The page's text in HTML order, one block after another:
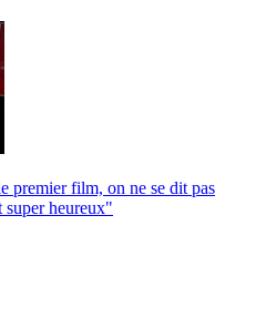
premier film, on ne se dit pas
super heureux"